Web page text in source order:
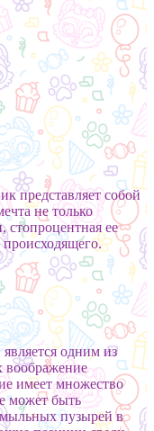
представляет собой
не только
стопроцентная ее
происходящего.
одним из
имеет множество
может быть
пузырей в